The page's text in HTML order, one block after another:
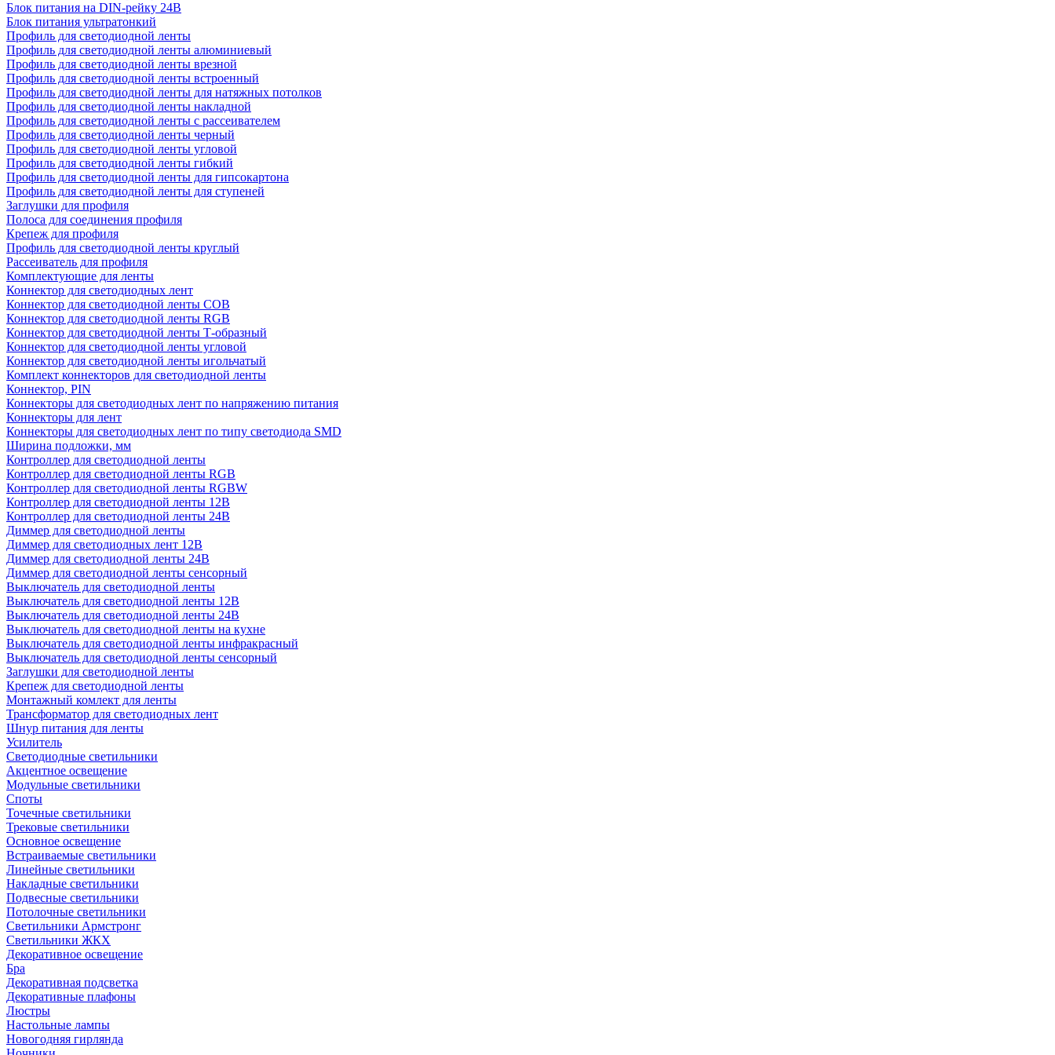
Блок питания на DIN-рейку 24В
Блок питания ультратонкий
Профиль для светодиодной ленты
Профиль для светодиодной ленты алюминиевый
Профиль для светодиодной ленты врезной
Профиль для светодиодной ленты встроенный
Профиль для светодиодной ленты для натяжных потолков
Профиль для светодиодной ленты накладной
Профиль для светодиодной ленты с рассеивателем
Профиль для светодиодной ленты черный
Профиль для светодиодной ленты угловой
Профиль для светодиодной ленты гибкий
Профиль для светодиодной ленты для гипсокартона
Профиль для светодиодной ленты для ступеней
Заглушки для профиля
Полоса для соединения профиля
Крепеж для профиля
Профиль для светодиодной ленты круглый
Рассеиватель для профиля
Комплектующие для ленты
Коннектор для светодиодных лент
Коннектор для светодиодной ленты COB
Коннектор для светодиодной ленты RGB
Коннектор для светодиодной ленты Т-образный
Коннектор для светодиодной ленты угловой
Коннектор для светодиодной ленты игольчатый
Комплект коннекторов для светодиодной ленты
Коннектор, PIN
Коннекторы для светодиодных лент по напряжению питания
Коннекторы для лент
Коннекторы для светодиодных лент по типу светодиода SMD
Ширина подложки, мм
Контроллер для светодиодной ленты
Контроллер для светодиодной ленты RGB
Контроллер для светодиодной ленты RGBW
Контроллер для светодиодной ленты 12В
Контроллер для светодиодной ленты 24В
Диммер для светодиодной ленты
Диммер для светодиодных лент 12В
Диммер для светодиодной ленты 24В
Диммер для светодиодной ленты сенсорный
Выключатель для светодиодной ленты
Выключатель для светодиодной ленты 12В
Выключатель для светодиодной ленты 24В
Выключатель для светодиодной ленты на кухне
Выключатель для светодиодной ленты инфракрасный
Выключатель для светодиодной ленты сенсорный
Заглушки для светодиодной ленты
Крепеж для светодиодной ленты
Монтажный комлект для ленты
Трансформатор для светодиодных лент
Шнур питания для ленты
Усилитель
Светодиодные светильники
Акцентное освещение
Модульные светильники
Споты
Точечные светильники
Трековые светильники
Основное освещение
Встраиваемые светильники
Линейные светильники
Накладные светильники
Подвесные светильники
Потолочные светильники
Светильники Армстронг
Светильники ЖКХ
Декоративное освещение
Бра
Декоративная подсветка
Декоративные плафоны
Люстры
Настольные лампы
Новогодняя гирлянда